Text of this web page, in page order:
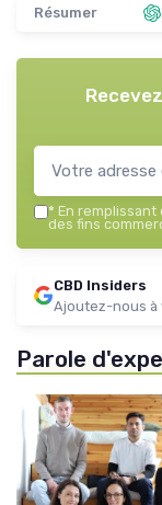
Résumer
* En remplissant
des fins
CBD Insiders
Ajoutez-nous à
Parole